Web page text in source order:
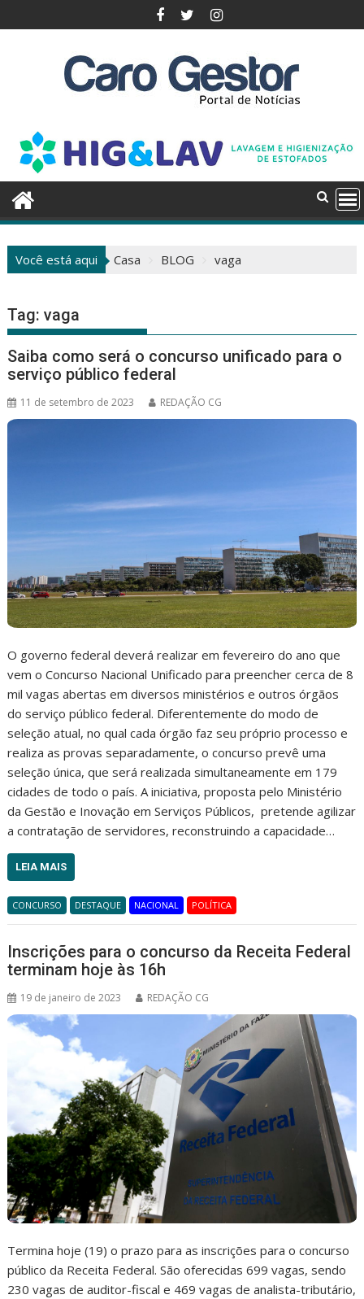
para
Você está aqui Casa BLOG vaga
Tag:vaga
Saiba como será o concurso unificado para o
serviço público federal
11 de setembro de 2023 REDAÇÃO CG
O governo federal deverá realizar em fevereiro do ano que
vem o Concurso Nacional Unificado para preencher cerca de 8
mil vagas abertas em diversos ministérios e outros órgãos
do serviço público federal. Diferentemente do modo de
seleção atual, no qual cada órgão faz seu próprio processo e
realiza as provas separadamente, o concurso prevê uma
seleção única, que será realizada simultaneamente em 179
cidades de todo o país. A iniciativa, proposta pelo Ministério
da Gestão e Inovação em Serviços Públicos, pretende agilizar
a contratação de servidores, reconstruindo a capacidade…
LEIA MAIS
CONCURSO DESTAQUE NACIONAL POLÍTICA
Inscrições para o concurso da Receita Federal
terminam hoje às 16h
19 de janeiro de 2023 REDAÇÃO CG
Termina hoje (19) o prazo para as inscrições para o concurso
público da Receita Federal. São oferecidas 699 vagas, sendo
230 vagas de auditor-fiscal e 469 vagas de analista-tributário,